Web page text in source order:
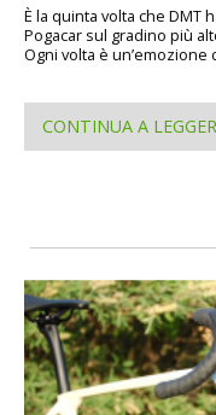
È la quinta volta che DMT
Pogacar sul gradino più
Ogni volta è un’emozione
CONTINUA A